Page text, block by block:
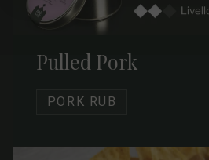
Pulled Pork
PORK RUB